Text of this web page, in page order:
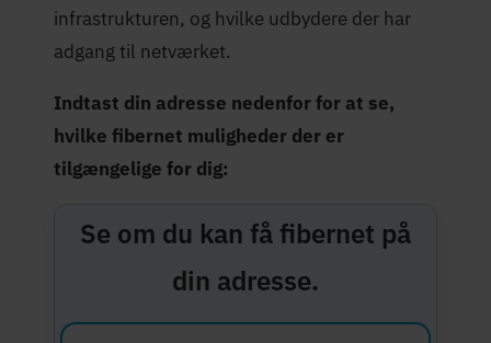
infrastrukturen, og hvilke udbydere der har
adgang til netværket.
Indtast din adresse nedenfor for at se,
hvilke fibernet muligheder der er
tilgængelige for dig:
Se om du kan få fibernet på
din adresse.